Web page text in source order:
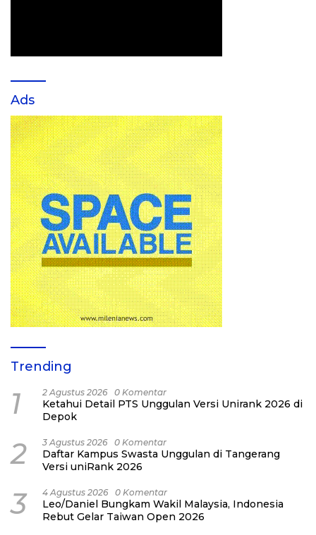
Ads
Trending
1 2 Agustus 2026 0 Komentar
Ketahui Detail PTS Unggulan Versi Unirank 2026 di
Depok
2 3 Agustus 2026 0 Komentar
Daftar Kampus Swasta Unggulan di Tangerang
Versi uniRank 2026
3 4 Agustus 2026 0 Komentar
Leo/Daniel Bungkam Wakil Malaysia, Indonesia
Rebut Gelar Taiwan Open 2026